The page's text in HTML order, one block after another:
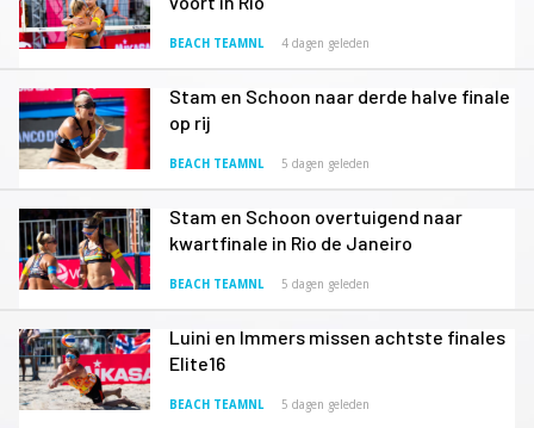
BEACH TEAMNL 4 dagen geleden
Stam en Schoon naar derde halve finale
op rij
BEACH TEAMNL 5 dagen geleden
Stam en Schoon overtuigend naar
kwartfinale in Rio de Janeiro
BEACH TEAMNL 5 dagen geleden
Luini en Immers missen achtste finales
Elite16
BEACH TEAMNL 5 dagen geleden